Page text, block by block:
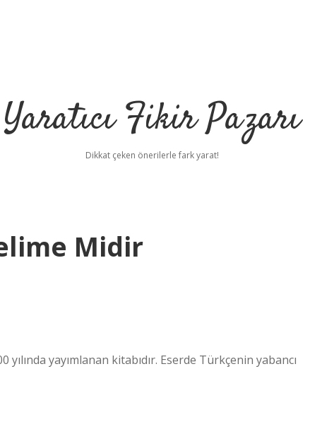
Yaratıcı Fikir Pazarı
Dikkat çeken önerilerle fark yarat!
Midir
yayımlanan kitabıdır. Eserde Türkçenin yabancı